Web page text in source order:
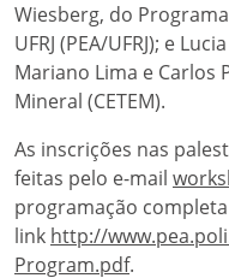
Wiesberg, do
UFRJ (PEA/UFRJ); e
Mariano Lima e Carlos
Mineral (CETEM).
As inscrições nas
feitas pelo e-mail
programação
link http://
Program.pdf.